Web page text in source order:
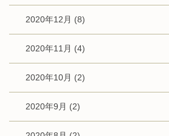
2020年12月 (8)
2020年11月 (4)
2020年10月 (2)
2020年9月 (2)